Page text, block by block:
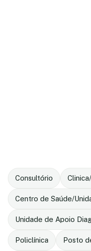
Consultório
Centro de Saúde/
Unidade de Apoio
Policlínica Posto